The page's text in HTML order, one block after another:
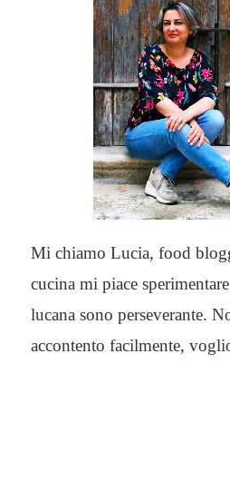
Mi chiamo Lucia, food
cucina mi piace
lucana sono perseverante.
accontento facilmente,